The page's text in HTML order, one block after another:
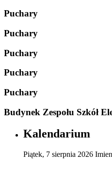
Puchary
Puchary
Puchary
Puchary
Puchary
Budynek Zespołu Szkół
Kalendarium
Piątek, 7 sierpnia 2026